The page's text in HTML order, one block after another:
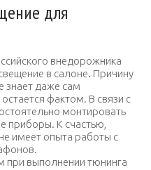
для
внедорожника
в салоне. Причину
знает даже сам
фактом. В связи с
монтировать
приборы. К счастью,
имеет опыта работы с
выполнении тюнинга